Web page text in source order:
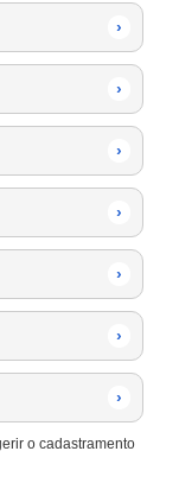
›
›
›
›
›
›
›
o cadastramento